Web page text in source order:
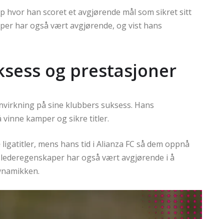
hvor han scoret et avgjørende mål som sikret sitt
har også vært avgjørende, og vist hans
og prestasjoner
på sine klubbers suksess. Hans
kamper og sikre titler.
mens hans tid i Alianza FC så dem oppnå
har også vært avgjørende i å